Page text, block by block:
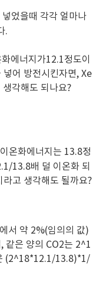
었을때 각각 얼마나
.
에너지가12.1정도이
어 방전시킨자면, Xe
각해도 되나요?
온화에너지는 13.8정
13.8배 덜 이온화 되
고 생각해도 될까요?
서 약 2%(임의의 값)
같은 양의 CO2는 2^1
(2^18*12.1/13.8)*1/